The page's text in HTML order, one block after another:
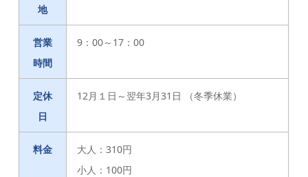
地
営業
時間
9：00～17：00
定休
日
12月１日～翌年3月31日 （冬季休業）
料金
大人：310円
小人：100円